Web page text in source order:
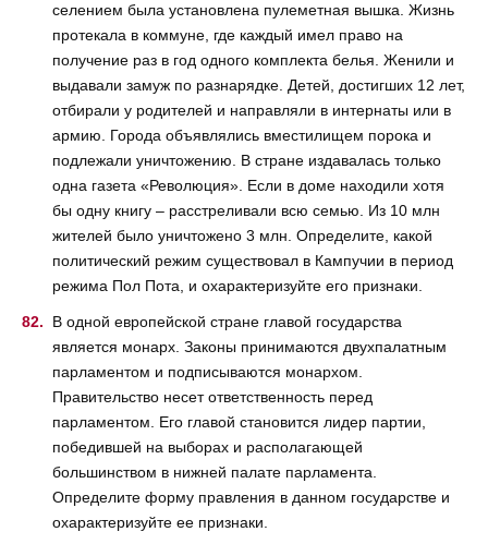
селением была установлена пулеметная вышка. Жизнь
протекала в коммуне, где каждый имел право на
получение раз в год одного комплекта белья. Женили и
выдавали замуж по разнарядке. Детей, достигших 12 лет,
отбирали у родителей и направляли в интернаты или в
армию. Города объявлялись вместилищем порока и
подлежали уничтожению. В стране издавалась только
одна газета «Революция». Если в доме находили хотя
бы одну книгу – расстреливали всю семью. Из 10 млн
жителей было уничтожено 3 млн. Определите, какой
политический режим существовал в Кампучии в период
режима Пол Пота, и охарактеризуйте его признаки.
В одной европейской стране главой государства
является монарх. Законы принимаются двухпалатным
парламентом и подписываются монархом.
Правительство несет ответственность перед
парламентом. Его главой становится лидер партии,
победившей на выборах и располагающей
большинством в нижней палате парламента.
Определите форму правления в данном государстве и
охарактеризуйте ее признаки.